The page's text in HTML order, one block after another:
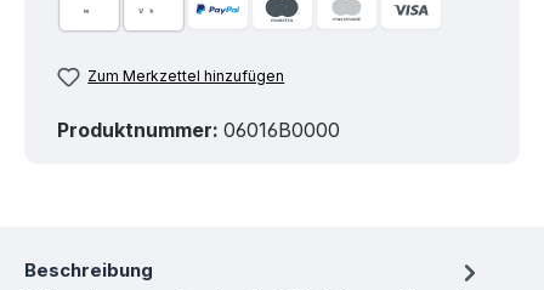
Zum Merkzettel hinzufügen
Produktnummer: 06016B0000
Beschreibung